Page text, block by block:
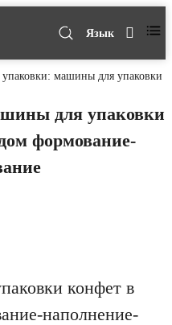
Язык
машины для упаковки
для упаковки
формование-
конфет в
наполнение-